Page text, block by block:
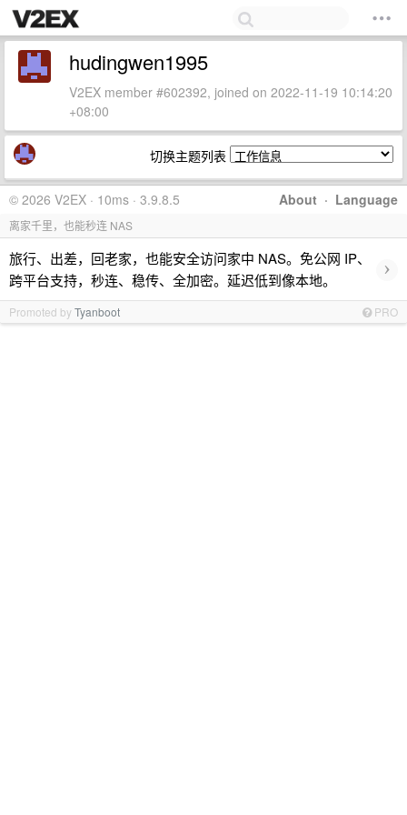
hudingwen1995
V2EX member #602392, joined on 2022-11-19 10:14:20
+08:00
切换主题列表
About · Language
© 2026 V2EX · 10ms · 3.9.8.5
离家千里，也能秒连 NAS
旅行、出差，回老家，也能安全访问家中 NAS。免公网 IP、
跨平台支持，秒连、稳传、全加密。延迟低到像本地。
›
Promoted byTyanboot PRO